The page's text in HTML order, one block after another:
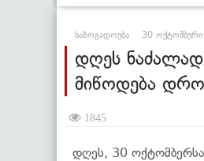
საზოგადოება 30
დღეს
მიწოდება
1845
დღეს, 30 ოქტომბერსა